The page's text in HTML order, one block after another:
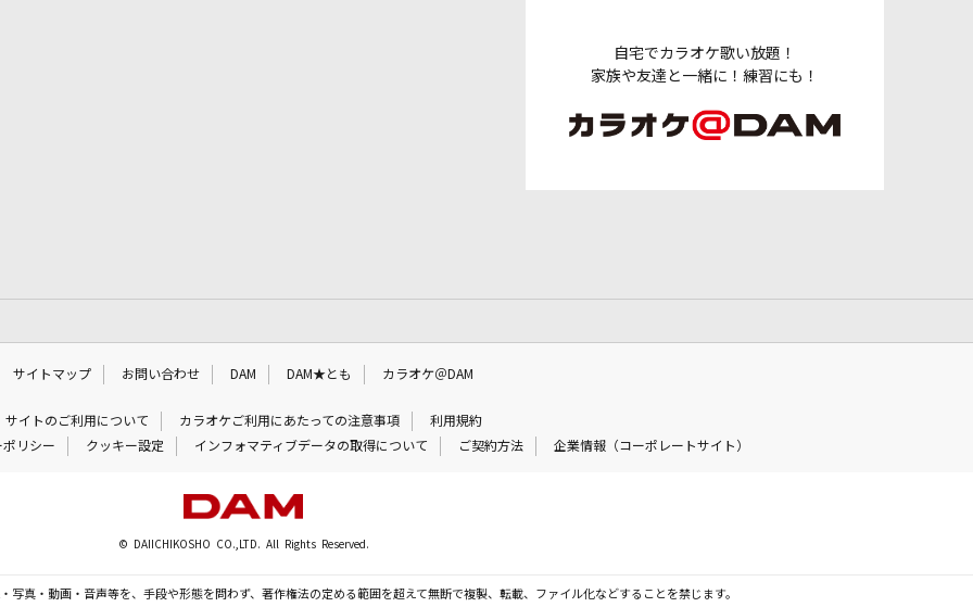
自宅でカラオケ歌い放題！
家族や友達と一緒に！練習にも！
サイトマップ お問い合わせ DAM DAM★とも カラオケ＠DAM
サイトのご利用について カラオケご利用にあたっての注意事項
利用規約
リシー
クッキー設定 インフォマティブデータの取得について ご契約方法 企業情報（コーポレートサイト）
© DAIICHIKOSHO CO.,LTD. All Rights Reserved.
写真・動画・音声等を、手段や形態を問わず、著作権法の定める範囲を超えて無断で複製、転載、ファイル化などすることを禁じます。